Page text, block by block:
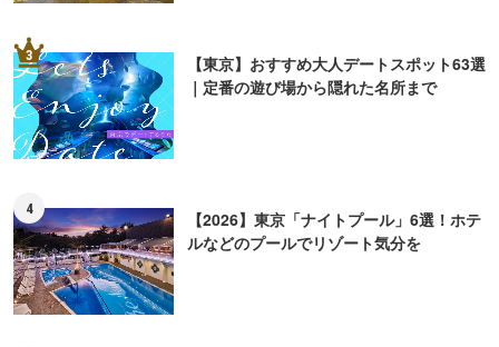
3
【東京】おすすめ大人デートスポット63選
｜定番の遊び場から隠れた名所まで
4
【2026】東京「ナイトプール」6選！ホテ
ルなどのプールでリゾート気分を